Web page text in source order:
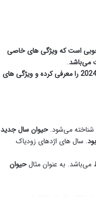
اژدها چوبی است که ویژگی های خاصی
.
حیوان سال 1403 یا حیوان سال 2024 را معرفی کرده و ویژگی های
حیوان سال جدید
. سال های اژدهای زودیاک
می‌باشد. به عنوان مثالحیوان